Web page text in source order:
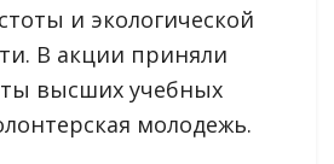
и экологической
В акции приняли
высших учебных
молодежь.